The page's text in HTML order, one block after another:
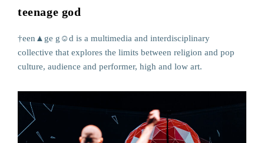
teenage god
†een▲ge g☺d is a multimedia and interdisciplinary
collective that explores the limits between religion and pop
culture, audience and performer, high and low art.